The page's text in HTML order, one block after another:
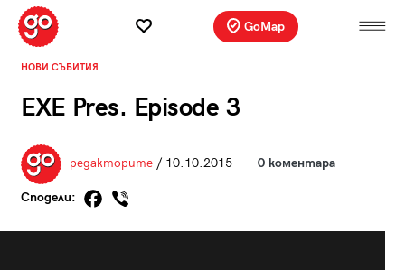
GoMap
НОВИ СЪБИТИЯ
EXE Pres. Episode 3
редакторите/ 10.10.2015 0 коментара
Сподели: